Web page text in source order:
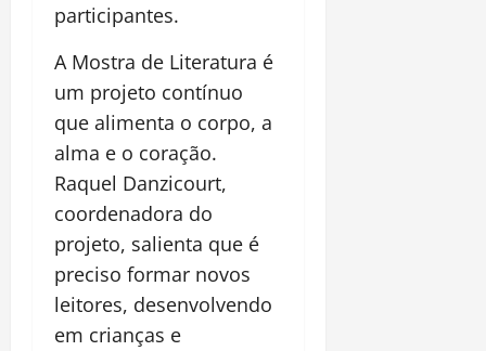
participantes.
A Mostra de Literatura é
um projeto contínuo
que alimenta o corpo, a
alma e o coração.
Raquel Danzicourt,
coordenadora do
projeto, salienta que é
preciso formar novos
leitores, desenvolvendo
em crianças e